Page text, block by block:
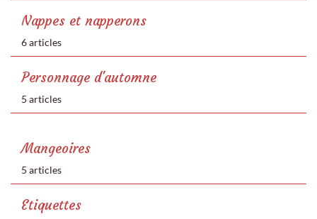
Nappes et napperons
6 articles
Personnage d'automne
5 articles
Mangeoires
5 articles
Etiquettes